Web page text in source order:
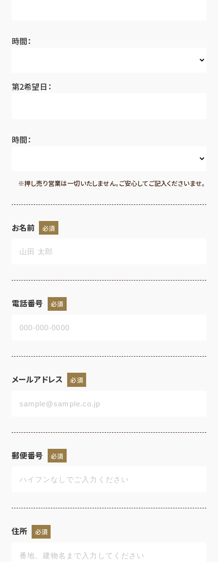
時間：
第2希望日：
時間：
※押し売り営業は一切いたしません。ご安心してご記入くださいませ。
お名前 必須
電話番号 必須
メールアドレス 必須
郵便番号 必須
住所 必須